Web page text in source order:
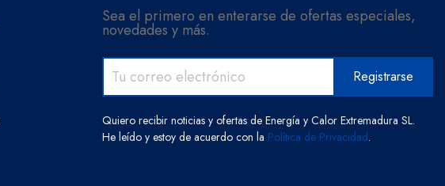
Sea el primero en enterarse de ofertas especiales,
novedades y más.
Quiero recibir noticias y ofertas de Energía y Calor Extremadura SL.
He leído y estoy de acuerdo con la Política de Privacidad.